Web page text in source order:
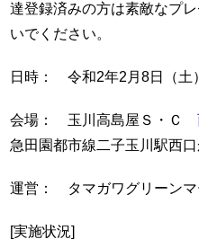
達登録済みの方は素敵なプ
いでください。
日時： 令和2年2月8日（土
会場： 玉川高島屋Ｓ・Ｃ
急田園都市線二子玉川駅西口
運営： タマガワグリーンマ
[実施状況]